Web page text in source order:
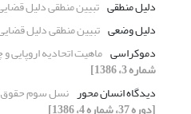
دلیل منطقی تبیین منطقی دلیل
دلیل وضعی تبیین منطقی دلیل
دموکراسی ماهیت اتحادیه
شماره 3، 1386]
دیدگاه انسان محور نسل سوم حقوق
[دوره 37، شماره 4، 1386]